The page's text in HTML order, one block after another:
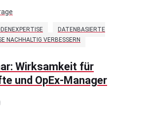
DATENBASIERTE
NACHHALTIG VERBESSERN
Wirksamkeit für
und OpEx-Manager